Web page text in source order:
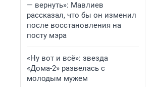
— вернуть»: Мавлиев
рассказал, что бы он изменил
после восстановления на
посту мэра
«Ну вот и всё»: звезда
«Дома-2» развелась с
молодым мужем